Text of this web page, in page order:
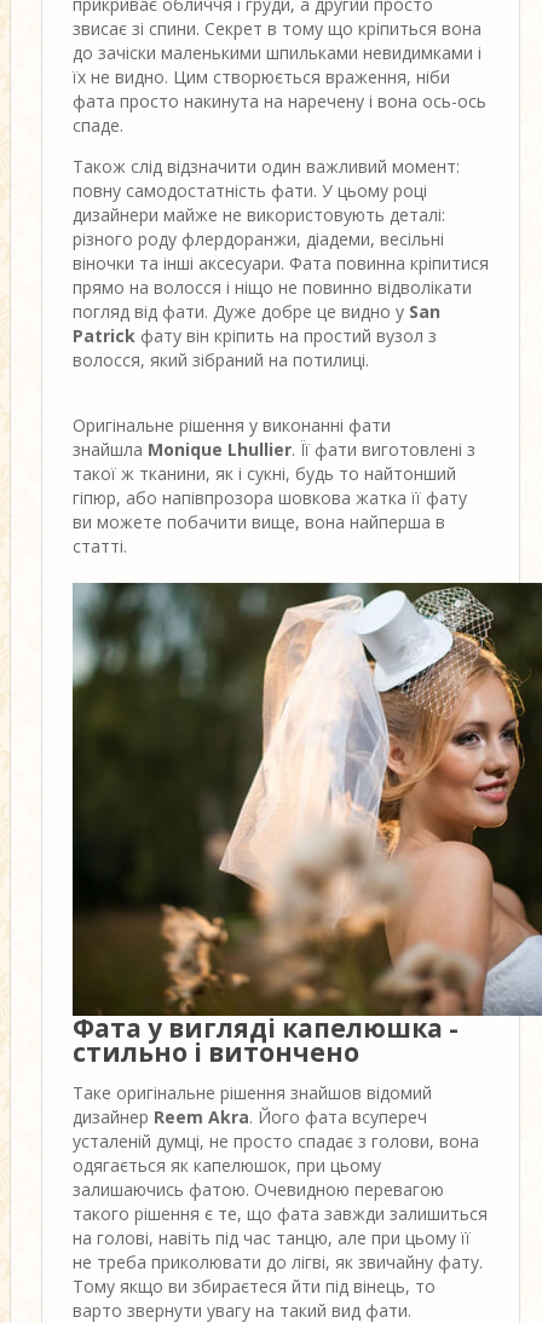
звисає зі спини. Секрет в тому що кріпиться вона
до зачіски маленькими шпильками невидимками і
їх не видно. Цим створюється враження, ніби
фата просто накинута на наречену і вона ось-ось
спаде.
Також слід відзначити один важливий момент:
повну самодостатність фати. У цьому році
дизайнери майже не використовують деталі:
різного роду флердоранжи, діадеми, весільні
віночки та інші аксесуари. Фата повинна кріпитися
прямо на волосся і ніщо не повинно відволікати
погляд від фати. Дуже добре це видно у San
Patrick фату він кріпить на простий вузол з
волосся, який зібраний на потилиці.
Оригінальне рішення у виконанні фати
знайшла Monique Lhullier. Її фати виготовлені з
такої ж тканини, як і сукні, будь то найтонший
гіпюр, або напівпрозора шовкова жатка її фату
ви можете побачити вище, вона найперша в
статті.
Фата у вигляді капелюшка -
стильно і витончено
Таке оригінальне рішення знайшов відомий
дизайнер Reem Akra. Його фата всупереч
усталеній думці, не просто спадає з голови, вона
одягається як капелюшок, при цьому
залишаючись фатою. Очевидною перевагою
такого рішення є те, що фата завжди залишиться
на голові, навіть під час танцю, але при цьому її
не треба приколювати до лігві, як звичайну фату.
Тому якщо ви збираєтеся йти під вінець, то
варто звернути увагу на такий вид фати.